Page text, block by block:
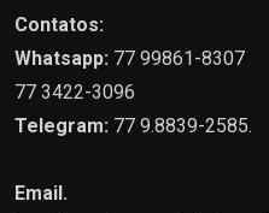
Contatos:
Whatsapp: 77 99861-8307
77 3422-3096
Telegram: 77 9.8839-2585.
Email.